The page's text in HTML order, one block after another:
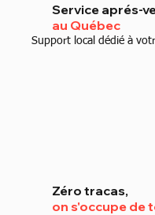
Service aprés-
au Québec
Support local dédié à
Zéro tracas,
on s'occupe de